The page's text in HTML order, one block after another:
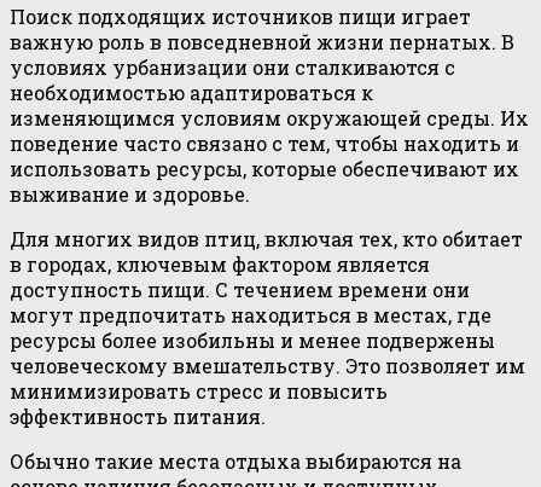
Поиск подходящих источников пищи играет
важную роль в повседневной жизни пернатых. В
условиях урбанизации они сталкиваются с
необходимостью адаптироваться к
изменяющимся условиям окружающей среды. Их
поведение часто связано с тем, чтобы находить и
использовать ресурсы, которые обеспечивают их
выживание и здоровье.
Для многих видов птиц, включая тех, кто обитает
в городах, ключевым фактором является
доступность пищи. С течением времени они
могут предпочитать находиться в местах, где
ресурсы более изобильны и менее подвержены
человеческому вмешательству. Это позволяет им
минимизировать стресс и повысить
эффективность питания.
Обычно такие места отдыха выбираются на